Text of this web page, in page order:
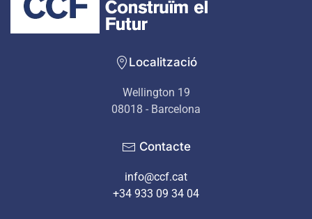
Localització
Wellington 19
08018 - Barcelona
Contacte
info@ccf.cat
+34 933 09 34 04